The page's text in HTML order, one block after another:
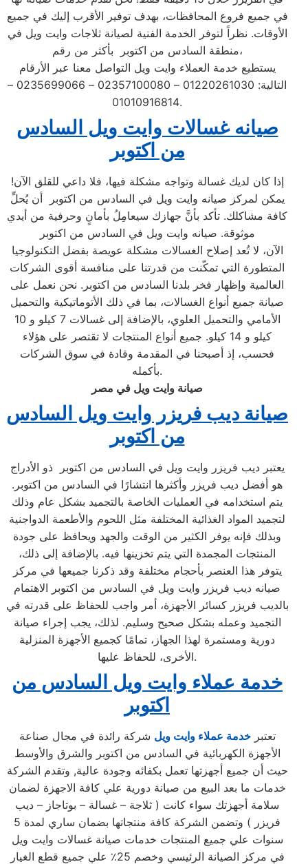
في جميع فروع المحافظات، بهدف توفير الأقرب إليك في جميع
الأوقات. نظراً لتوفر الخدمة الفنية لصيانة ثلاجات وايت ويل في
منطقة السادس من اكتوبر بأكثر من رقم،
يستطيع خدمة العملاء وايت ويل التواصل معنا عبر الأرقام
التالية: 01220261030 – 02357100080 – 0235699066 –
01010916814.
صيانه غسالات وايت ويل السادس
من اكتوبر
إذا كان لديك غسالة وتواجه مشكلة فيها، فلا داعي للقلق الآن!
يمكن لمركز صيانه وايت ويل في السادس من اكتوبر أن يُحلِّ
كافة مشاكلك. تأكد بأنَّ جهازك سيعامِلُ بأمانٍ وحرفية من أيدي
موثوقة. صيانه وايت ويل في السادس من اكتوبر
الآن، لا تُعد إصلاح الغسالات مشكلة عويصة بفضل التكنولوجيا
المتطورة التي تمكّنت من قدرتنا على منافسة أقوى الشركات
العالمية وإظهار فخر بلدنا السادس من اكتوبر. نحن نعمل على
صيانة جميع أنواع الغسالات، بما في ذلك الأتوماتيكية والتحميل
الأمامي والتحميل العلوي، بالإضافة إلى غسالات 7 كيلو و 10
كيلو و 14 كيلو. جميع أنواع المنتجات لا تقتصر على هؤلاء
فحسب، إذ أصبحنا في المقدمة وقادة في سوق الشركات
بأكمله.
صيانة وايت ويل في مصر
صيانة ديب فريزر وايت ويل السادس
من اكتوبر
يعتبر ديب فريزر وايت ويل في السادس من اكتوبر ذو الأدراج
هو أفضل ديب فريزر وأكثرها انتشارًا في السادس من اكتوبر.
يتم استخدامه في العمليات الخاصة بالتجميد بشكل عام وذلك
لتجميد المواد الغذائية المختلفة مثل اللحوم والأطعمة الدواجنية
وبذلك فإنه يوفر الكثير من الوقت والجهد ويحافظ على جودة
المنتجات المجمدة التي يتم تخزينها فيه. بالإضافة إلى ذلك،
يتوفر هذا العنصر بأحجام مختلفة وقد ذكرنا جميعها في مركز
صيانه ديب فريزر وايت ويل في السادس من اكتوبر الاهتمام
بالديب فريزر كسائر الأجهزة، أمر واجب للحفاظ على قدرته في
التجميد وعمله بشكل صحيح وسليم. لذلك، يجب إجراء صيانة
دورية ومستمرة لهذا الجهاز، تمامًا كجميع الأجهزة المنزلية
الأخرى، للحفاظ عليها.
خدمة عملاء وايت ويل السادس من
اكتوبر
تعتبرخدمة عملاء وايت ويل شركة رائدة في مجال صناعة
الأجهزة الكهربائية في السادس من اكتوبر والشرق والأوسط
حيث أن جميع أجهزتها تعمل بكفائه وجودة عالية, وتقدم الشركة
خدمات ما بعد البيع من صيانة دورية علي كافة الاجهزة لضمان
سلامة أجهزتك سواء كانت ( ثلاجة – غسالة – بوتاجاز – ديب
فريزر ) وتضمن الشركة كافة منتجاتها بضمان ساري لمدة 5
سنوات علي جميع المنتجات خدمات صيانة غسالات وايت ويل
في مركز الصيانة الرئيسي وخصم 25٪ علي جميع قطع الغيار